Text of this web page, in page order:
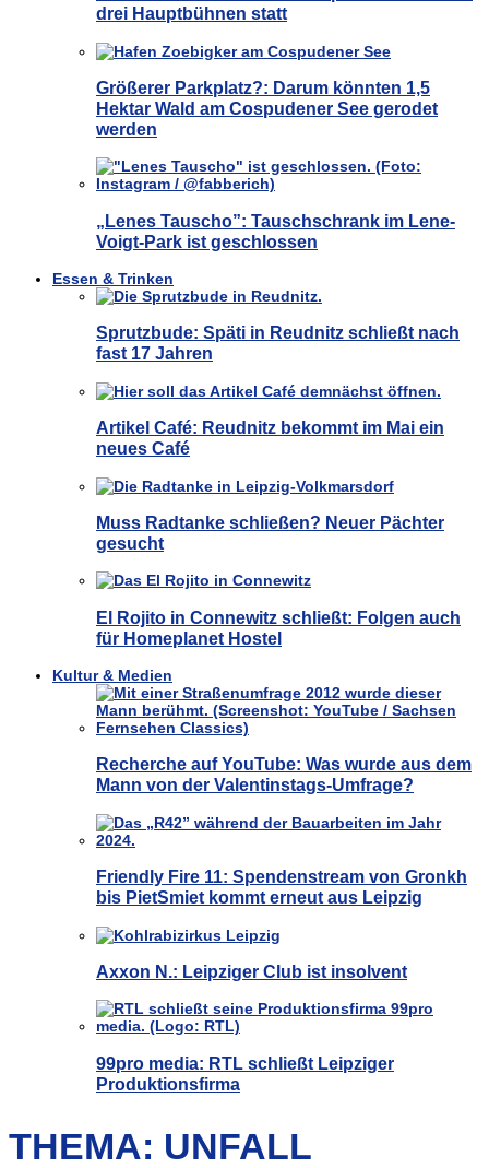
drei Hauptbühnen statt
Größerer Parkplatz?: Darum könnten 1,5
Hektar Wald am Cospudener See gerodet
werden
„Lenes Tauscho”: Tauschschrank im Lene-
Voigt-Park ist geschlossen
Essen & Trinken
Sprutzbude: Späti in Reudnitz schließt nach
fast 17 Jahren
Artikel Café: Reudnitz bekommt im Mai ein
neues Café
Muss Radtanke schließen? Neuer Pächter
gesucht
El Rojito in Connewitz schließt: Folgen auch
für Homeplanet Hostel
Kultur & Medien
Recherche auf YouTube: Was wurde aus dem
Mann von der Valentinstags-Umfrage?
Friendly Fire 11: Spendenstream von Gronkh
bis PietSmiet kommt erneut aus Leipzig
Axxon N.: Leipziger Club ist insolvent
99pro media: RTL schließt Leipziger
Produktionsfirma
THEMA: UNFALL